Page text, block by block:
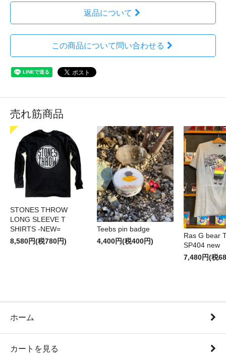
返品について
この商品について問い合わせる
売れ筋商品
STONES THROW
LONG SLEEVE T
SHIRTS -NEW=
8,580円(税780円)
Teebs pin badge
4,400円(税400円)
Ras G bear
SP404 new
7,480円(税
ホーム
カートを見る